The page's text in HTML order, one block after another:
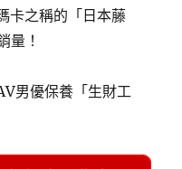
卡之稱的「日本藤
量！
男優保養「生財工